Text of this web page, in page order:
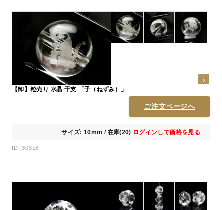
【卸】粒売り 水晶 干支 「子（ねずみ）」
ご注文ページへ
サイズ: 10mm / 在庫(20) ログインして価格を見る
ID: 30316